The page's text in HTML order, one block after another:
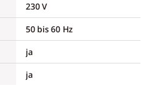
230 V
50 bis 60 Hz
ja
ja